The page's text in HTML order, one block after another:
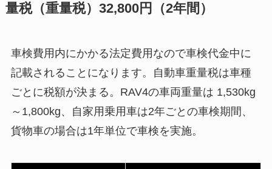
量税（重量税） 32,800円 （2年間）
車検費用内にかかる法定費用なので車検代金中に
記載されることになります。自動車重量税は車種
ごとに税額が決まる。RAV4の車両重量は 1,530kg
～1,800kg、自家用乗用車は2年ごとの車検期間、
貨物車の場合は1年単位で車検を実施。